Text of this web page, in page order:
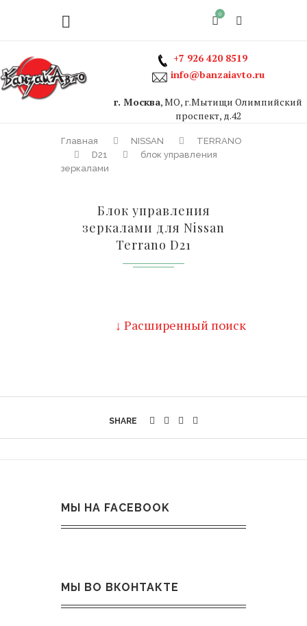
0
+7 926 420 8519
info@banzaiavto.ru
г. Москва, МО, г.Мытищи Олимпийский
проспект, д.42
Главная NISSAN
TERRANO
D21
блок управления
зеркалами
Блок управления
зеркалами для Nissan
Terrano D21
↓ Расширенный поиск
SHARE
МЫ НА FACEBOOK
МЫ ВО ВКОНТАКТЕ